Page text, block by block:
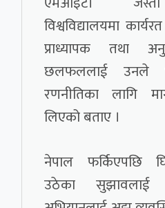
विश्वविद्यालयमा
प्राध्यापक तथा
छलफललाई उनले
रणनीतिका लागि
लिएको बताए ।
नेपाल फर्किएपछि
उठेका सुझावलाई